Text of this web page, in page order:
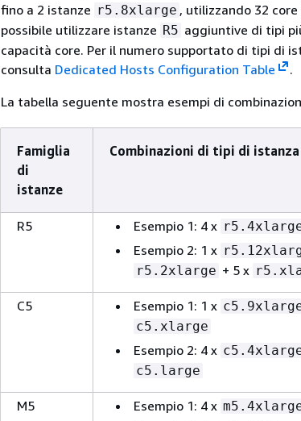
fino a 2 istanze r5.8xlarge , utilizzando 32
possibile utilizzare istanze R5 aggiuntive di tipi
capacità core. Per il numero supportato di tipi di
consulta Dedicated Hosts Configuration Table
.
La tabella seguente mostra esempi di
Famiglia
di
istanze
Combinazioni di tipi di
R5 Esempio 1: 4 x
Esempio 2: 1 x
r5.2xlarge + 5 x
C5 Esempio 1: 1 x
c5.xlarge
Esempio 2: 4 x
c5.large
M5 Esempio 1: 4 x